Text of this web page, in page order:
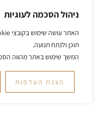
ניהול הסכמה לעוגיות
תוכן ולנתח תנועה.
המשך שימוש באתר מהווה
הצגת העדפות